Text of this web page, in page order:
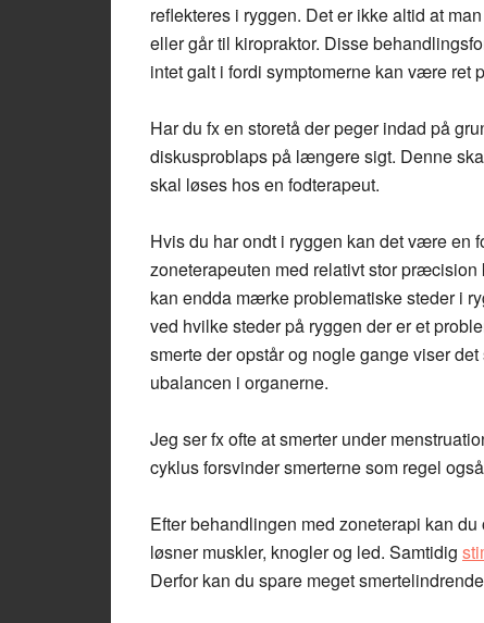
reflekteres i ryggen. Det er ikke altid at
eller går til kiropraktor. Disse
intet galt i fordi symptomerne kan være ret
Har du fx en storetå der peger indad på
diskusproblaps på længere sigt. Denne
skal løses hos en fodterapeut.
Hvis du har ondt i ryggen kan det være en
zoneterapeuten med relativt stor
kan endda mærke problematiske steder i
ved hvilke steder på ryggen der er et
smerte der opstår og nogle gange viser
ubalancen i organerne.
Jeg ser fx ofte at smerter under
cyklus forsvinder smerterne som regel
Efter behandlingen med zoneterapi kan
løsner muskler, knogler og led. Samtidig
Derfor kan du spare meget